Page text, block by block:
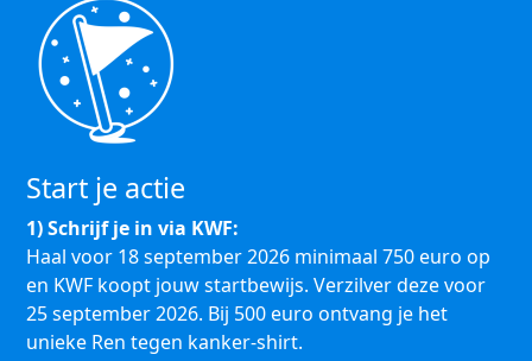
Start je actie
1) Schrijf je in via KWF:
Haal voor 18 september 2026 minimaal 750 euro op
en KWF koopt jouw startbewijs. Verzilver deze voor
25 september 2026. Bij 500 euro ontvang je het
unieke Ren tegen kanker-shirt.